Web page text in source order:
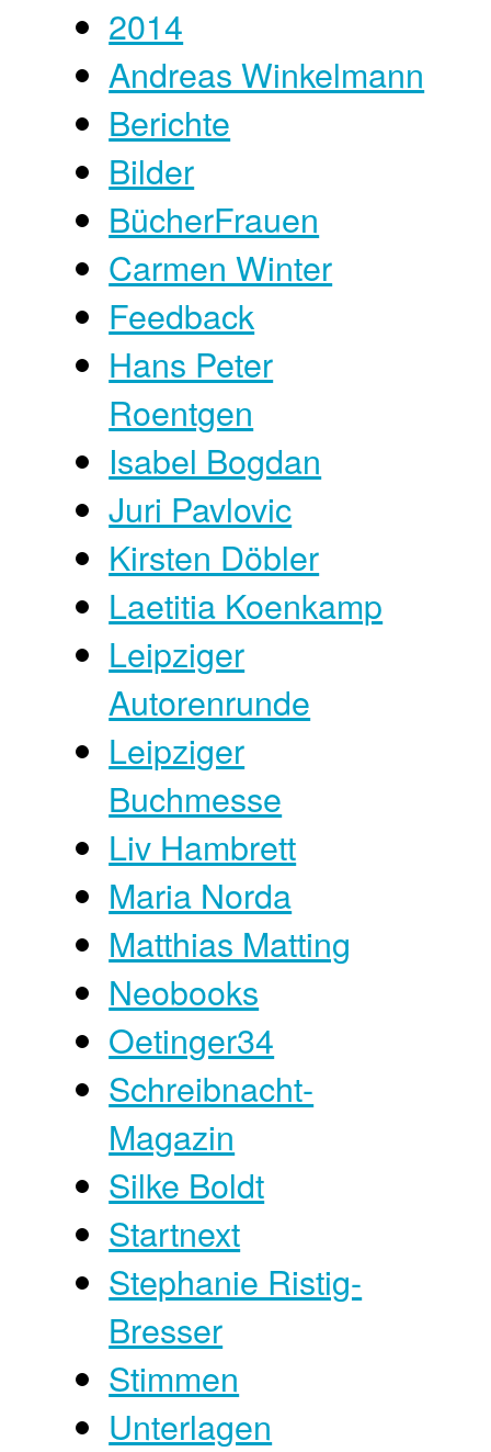
2014
Andreas Winkelmann
Berichte
Bilder
BücherFrauen
Carmen Winter
Feedback
Hans Peter
Roentgen
Isabel Bogdan
Juri Pavlovic
Kirsten Döbler
Laetitia Koenkamp
Leipziger
Autorenrunde
Leipziger
Buchmesse
Liv Hambrett
Maria Norda
Matthias Matting
Neobooks
Oetinger34
Schreibnacht-
Magazin
Silke Boldt
Startnext
Stephanie Ristig-
Bresser
Stimmen
Unterlagen